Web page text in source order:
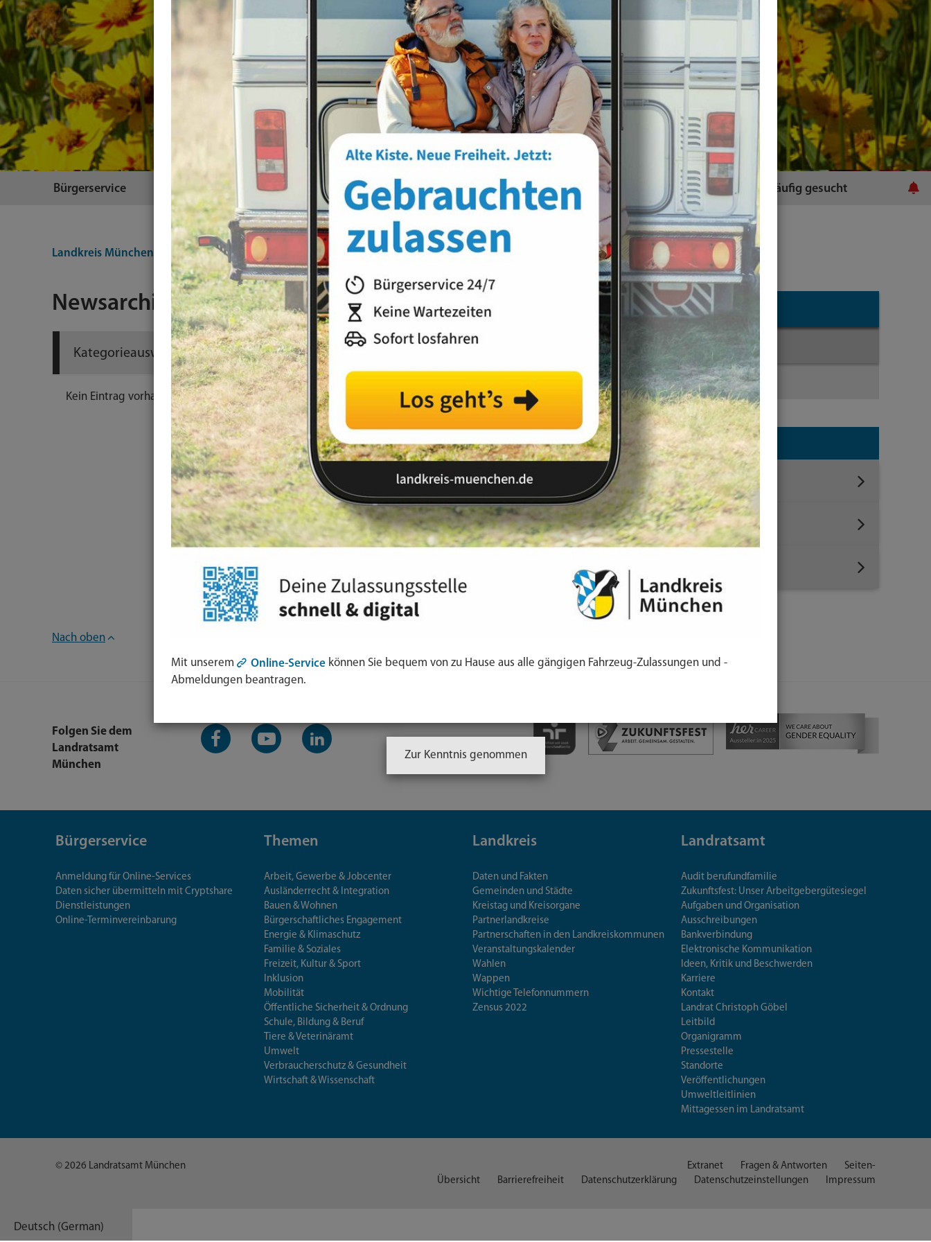
Bürgerservice Themen Landkreis Landratsamt Häufig gesucht
Landkreis München Integration-Testing News-Liste News-Archiv
Newsarchiv
Kategorieauswahl
Kein Eintrag vorhanden.
Plugins
News-Detail
Jahresauswahl
2026
2025
Nach oben
Folgen Sie dem
Landratsamt
München
Facebook-
Seite
YouTube-
Kanal
LinkedIn-
Kanal
Bürgerservice
Anmeldung für Online-Services
Daten sicher übermitteln mit Cryptshare
Dienstleistungen
Online-Terminvereinbarung
Themen
Arbeit, Gewerbe & Jobcenter
Ausländerrecht & Integration
Bauen & Wohnen
Bürgerschaftliches Engagement
Energie & Klimaschutz
Familie & Soziales
Freizeit, Kultur & Sport
Inklusion
Mobilität
Öffentliche Sicherheit & Ordnung
Schule, Bildung & Beruf
Tiere & Veterinäramt
Umwelt
Verbraucherschutz & Gesundheit
Wirtschaft & Wissenschaft
Landkreis
Daten und Fakten
Gemeinden und Städte
Kreistag und Kreisorgane
Partnerlandkreise
Partnerschaften in den Landkreiskommunen
Veranstaltungskalender
Wahlen
Wappen
Wichtige Telefonnummern
Zensus 2022
Landratsamt
Audit berufundfamilie
Zukunftsfest: Unser Arbeitgebergütesiegel
Aufgaben und Organisation
Ausschreibungen
Bankverbindung
Elektronische Kommunikation
Ideen, Kritik und Beschwerden
Karriere
Kontakt
Landrat Christoph Göbel
Leitbild
Organigramm
Pressestelle
Standorte
Veröffentlichungen
Umweltleitlinien
Mittagessen im Landratsamt
© 2026 Landratsamt München Extranet Fragen & Antworten
Seiten-
Übersicht
Barrierefreiheit Datenschutzerklärung Datenschutzeinstellungen Impressum
Mit unserem Online-Service können Sie bequem von zu Hause aus alle gängigen Fahrzeug-Zulassungen und -
Abmeldungen beantragen.
Zur Kenntnis genommen
Deutsch (German)